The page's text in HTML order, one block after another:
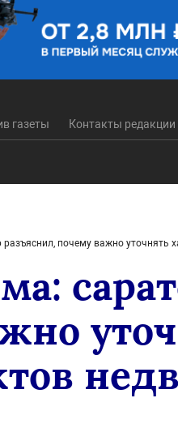
газеты Контакты редакции
почему важно уточнять